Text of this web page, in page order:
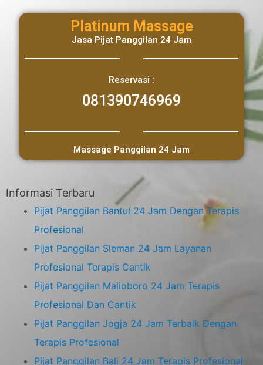
Platinum Massage
Jasa Pijat Panggilan 24 Jam
Reservasi :
081390746969
Massage Panggilan 24 Jam
Informasi Terbaru
Pijat Panggilan Bantul 24 Jam Dengan Terapis
Profesional
Pijat Panggilan Sleman 24 Jam Layanan
Profesional Terapis Cantik
Pijat Panggilan Malioboro 24 Jam Terapis
Profesional Dan Cantik
Pijat Panggilan Jogja 24 Jam Terbaik Dengan
Terapis Profesional
Pijat Panggilan Bali 24 Jam Terapis Profesional